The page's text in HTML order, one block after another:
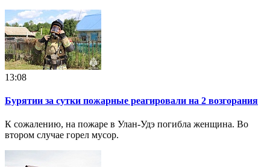
13:08
Бурятии за сутки пожарные реагировали на 2 возгорания
К сожалению, на пожаре в Улан-Удэ погибла женщина. Во
втором случае горел мусор.